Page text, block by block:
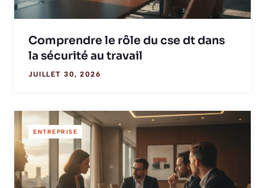
Comprendre le rôle du cse dt dans
la sécurité au travail
JUILLET 30, 2026
ENTREPRISE